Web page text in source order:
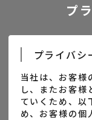
プ
プライバ
当社は、お客様
し、またお客
ていくため、以
め、お客様の個